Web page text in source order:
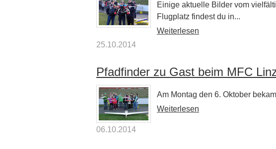
Einige aktuelle Bilder vom
Flugplatz findest du in...
Weiterlesen
25.10.2014
Pfadfinder zu Gast beim MFC
Am Montag den 6. Oktober
Weiterlesen
06.10.2014